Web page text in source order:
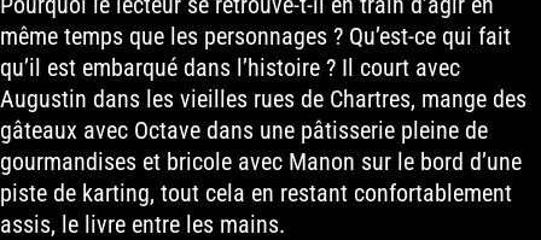
même temps que les personnages ? Qu’est-ce qui fait
qu’il est embarqué dans l’histoire ? Il court avec
Augustin dans les vieilles rues de Chartres, mange des
gâteaux avec Octave dans une pâtisserie pleine de
gourmandises et bricole avec Manon sur le bord d’une
piste de karting, tout cela en restant confortablement
assis, le livre entre les mains.